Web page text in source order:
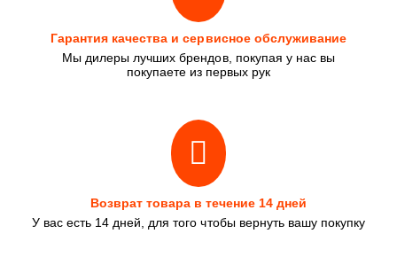
Гарантия качества и сервисное обслуживание
Мы дилеры лучших брендов, покупая у нас вы
покупаете из первых рук
Возврат товара в течение 14 дней
У вас есть 14 дней, для того чтобы вернуть вашу покупку